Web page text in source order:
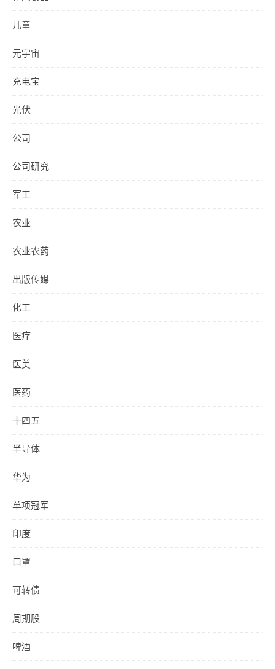
儿童
元宇宙
充电宝
光伏
公司
公司研究
军工
农业
农业农药
出版传媒
化工
医疗
医美
医药
十四五
半导体
华为
单项冠军
印度
口罩
可转债
周期股
啤酒